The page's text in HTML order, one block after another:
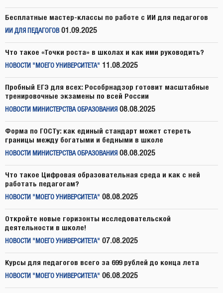
Бесплатные мастер-классы по работе с ИИ для педагогов
ИИ ДЛЯ ПЕДАГОГОВ 01.09.2025
Что такое «Точки роста» в школах и как ими руководить?
НОВОСТИ "МОЕГО УНИВЕРСИТЕТА" 11.08.2025
Пробный ЕГЭ для всех: Рособрнадзор готовит масштабные
тренировочные экзамены по всей России
НОВОСТИ МИНИСТЕРСТВА ОБРАЗОВАНИЯ 08.08.2025
Форма по ГОСТу: как единый стандарт может стереть
границы между богатыми и бедными в школе
НОВОСТИ МИНИСТЕРСТВА ОБРАЗОВАНИЯ 08.08.2025
Что такое Цифровая образовательная среда и как с ней
работать педагогам?
НОВОСТИ "МОЕГО УНИВЕРСИТЕТА" 08.08.2025
Откройте новые горизонты исследовательской
деятельности в школе!
НОВОСТИ "МОЕГО УНИВЕРСИТЕТА" 07.08.2025
Курсы для педагогов всего за 699 рублей до конца лета
НОВОСТИ "МОЕГО УНИВЕРСИТЕТА" 06.08.2025